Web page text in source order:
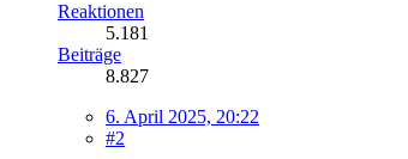
Reaktionen
5.181
Beiträge
8.827
6. April 2025, 20:22
#2